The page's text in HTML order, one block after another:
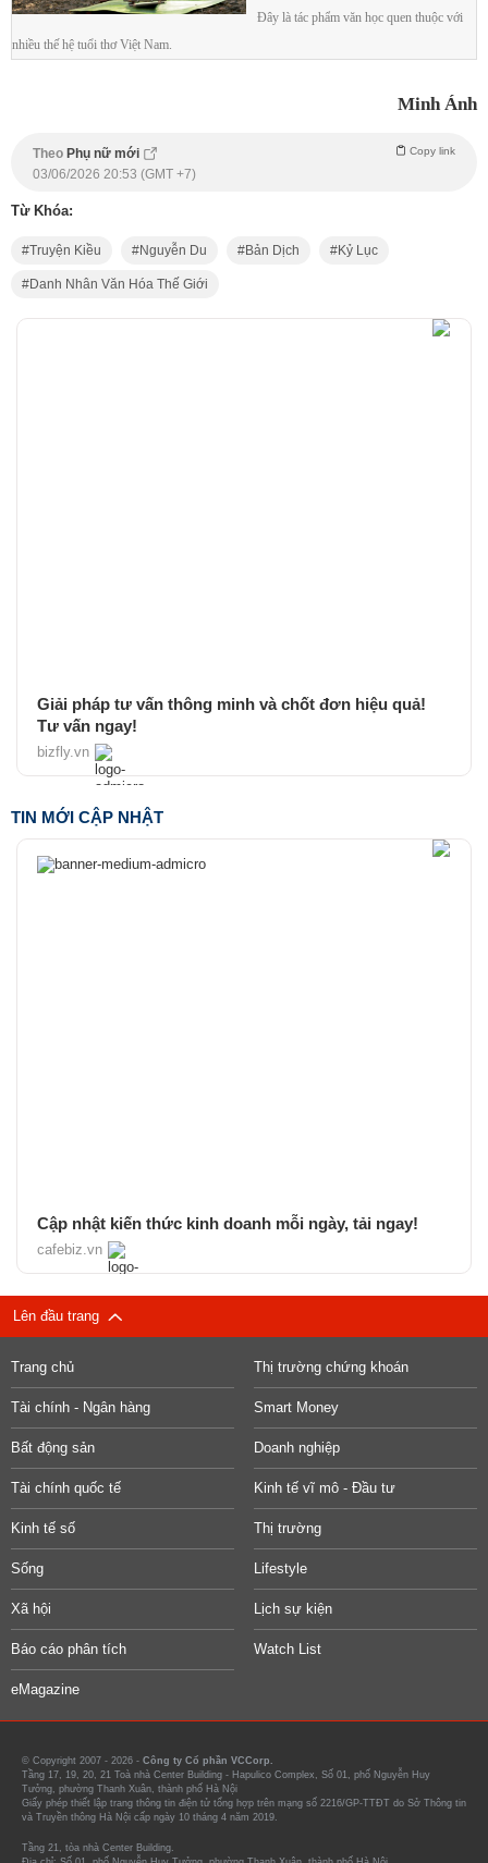
Đây là tác phẩm văn học quen thuộc với
nhiều thế hệ tuổi thơ Việt Nam.
Minh Ánh
Theo Phụ nữ mới Copy link
03/06/2026 20:53 (GMT +7)
Từ Khóa:
Truyện Kiều Nguyễn Du Bản Dịch Kỷ Lục
Danh Nhân Văn Hóa Thế Giới
Giải pháp tư vấn thông minh và chốt đơn hiệu quả!
Tư vấn ngay!
bizfly.vn
TIN MỚI CẬP NHẬT
Cập nhật kiến thức kinh doanh mỗi ngày, tải ngay!
cafebiz.vn
Lên đầu trang
Trang chủ Thị trường chứng khoán
Tài chính - Ngân hàng Smart Money
Bất động sản Doanh nghiệp
Tài chính quốc tế Kinh tế vĩ mô - Đầu tư
Kinh tế số Thị trường
Sống Lifestyle
Xã hội Lịch sự kiện
Báo cáo phân tích Watch List
eMagazine
© Copyright 2007 - 2026 - Công ty Cổ phần VCCorp.
Tầng 17, 19, 20, 21 Toà nhà Center Building - Hapulico Complex, Số 01, phố Nguyễn Huy
Tưởng, phường Thanh Xuân, thành phố Hà Nội
Giấy phép thiết lập trang thông tin điện tử tổng hợp trên mạng số 2216/GP-TTĐT do Sở Thông tin
và Truyền thông Hà Nội cấp ngày 10 tháng 4 năm 2019.
Tầng 21, tòa nhà Center Building.